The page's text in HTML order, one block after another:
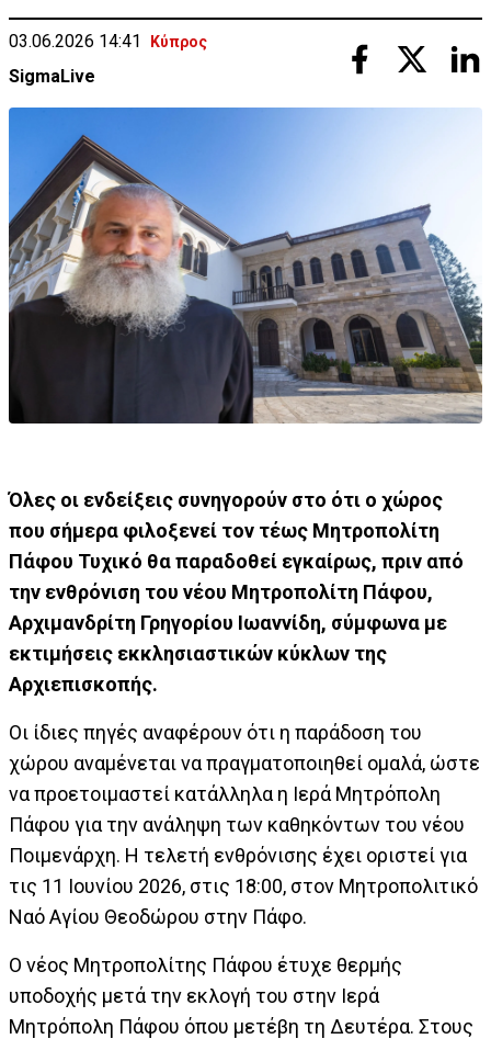
03.06.2026 14:41 Κύπρος
SigmaLive
Όλες οι ενδείξεις συνηγορούν στο ότι ο χώρος
που σήμερα φιλοξενεί τον τέως Μητροπολίτη
Πάφου Τυχικό θα παραδοθεί εγκαίρως, πριν από
την ενθρόνιση του νέου Μητροπολίτη Πάφου,
Αρχιμανδρίτη Γρηγορίου Ιωαννίδη, σύμφωνα με
εκτιμήσεις εκκλησιαστικών κύκλων της
Αρχιεπισκοπής.
Οι ίδιες πηγές αναφέρουν ότι η παράδοση του
χώρου αναμένεται να πραγματοποιηθεί ομαλά, ώστε
να προετοιμαστεί κατάλληλα η Ιερά Μητρόπολη
Πάφου για την ανάληψη των καθηκόντων του νέου
Ποιμενάρχη. Η τελετή ενθρόνισης έχει οριστεί για
τις 11 Ιουνίου 2026, στις 18:00, στον Μητροπολιτικό
Ναό Αγίου Θεοδώρου στην Πάφο.
Ο νέος Μητροπολίτης Πάφου έτυχε θερμής
υποδοχής μετά την εκλογή του στην Ιερά
Μητρόπολη Πάφου όπου μετέβη τη Δευτέρα. Στους